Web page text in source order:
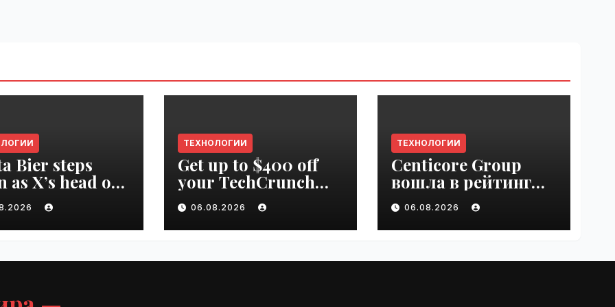
Bier steps
as X’s head of
| VseTime.ru
ТЕХНОЛОГИИ
Get up to $400 off
your TechCrunch
Disrupt 2026 pass
until Friday |
VseTime.ru
06.08.2026
ТЕХНОЛОГИИ
Centicore Group
вошла в рейтинг
«CNews500:
Крупнейшие ИТ-
компании России» |
06.08.2026